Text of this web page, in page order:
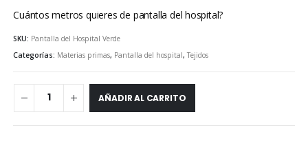
Cuántos metros quieres de pantalla del hospital?
SKU: Pantalla del Hospital Verde
Categorías: Materias primas, Pantalla del hospital,Tejidos
AÑADIR AL CARRITO